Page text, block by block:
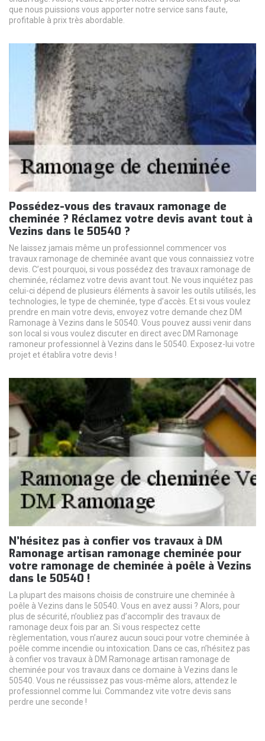
que nous puissions vous apporter notre service sans faute,
profitable à prix très abordable.
Possédez-vous des travaux ramonage de
cheminée ? Réclamez votre devis avant tout à
Vezins dans le 50540 ?
Ne laissez jamais même un professionnel commencer vos
travaux ramonage de cheminée avant que vous connaissiez votre
devis. C’est pourquoi, si vous possédez des travaux ramonage de
cheminée, réclamez votre devis avant tout. Ne vous inquiétez pas
celui-ci dépend de plusieurs éléments à savoir les outils utilisés, les
technologies, le type de cheminée, type d’accès. Et si vous voulez
prendre en main votre devis, envoyez votre demande chez DM
Ramonage à Vezins dans le 50540. Vous pouvez aussi venir dans
son local si vous voulez discuter en direct avec DM Ramonage
ramoneur professionnel à Vezins dans le 50540. Exposez-lui votre
projet et établira votre devis !
N’hésitez pas à confier vos travaux à DM
Ramonage artisan ramonage cheminée pour
votre ramonage de cheminée à poêle à Vezins
dans le 50540 !
La plupart des maisons choisis de construire une cheminée à
poêle à Vezins dans le 50540. Vous en avez aussi ? Alors, pour
plus de sécurité, n’oubliez pas d’accomplir des travaux de
ramonage deux fois par an. Si vous respectez cette
règlementation, vous n’aurez aucun souci pour votre cheminée à
poêle comme incendie ou intoxication. Dans ce cas, n’hésitez pas
à confier vos travaux à DM Ramonage artisan ramonage de
cheminée pour vos travaux dans ce domaine à Vezins dans le
50540. Vous ne réussissez pas vous-même alors, attendez le
professionnel comme lui. Commandez vite votre devis sans
perdre une seconde !